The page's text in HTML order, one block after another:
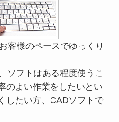
客様のペースでゆっくり
ソフトはある程度使うこ
のよい作業をしたいとい
したい方、CADソフトで